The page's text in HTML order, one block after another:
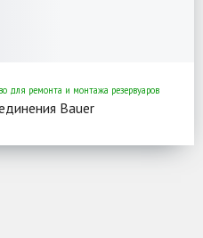
для ремонта и монтажа резервуаров
Bauer